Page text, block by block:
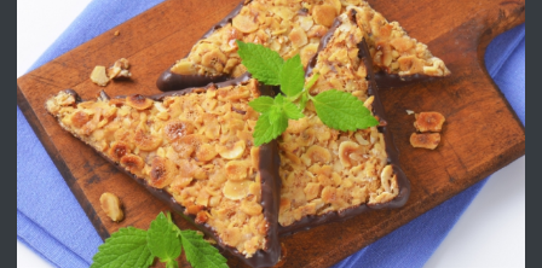
преди 10 месеца
ПРЕДЛАГА
Професионална броячна машина -
със сертификат от ЕЦБ
преди 1 година
ПРЕДЛАГА
Професионална зеленчукорезачка